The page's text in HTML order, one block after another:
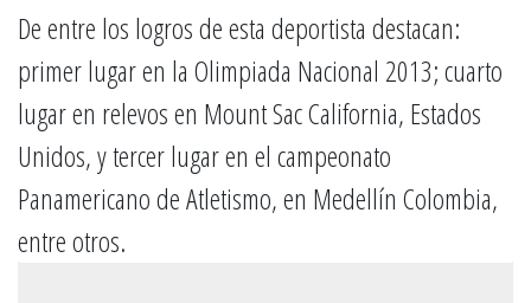
De entre los logros de esta deportista destacan:
primer lugar en la Olimpiada Nacional 2013; cuarto
lugar en relevos en Mount Sac California, Estados
Unidos, y tercer lugar en el campeonato
Panamericano de Atletismo, en Medellín Colombia,
entre otros.